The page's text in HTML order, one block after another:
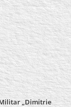
Militar „Dimitrie